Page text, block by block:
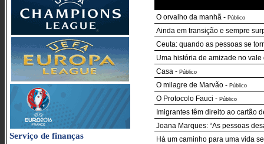
Serviço de finanças
O orvalho da manhã - Público
Ainda em transição e sempre
Ceuta: quando as pessoas se
Uma história de amizade no vale
Casa - Público
O milagre de Marvão - Público
O Protocolo Fauci - Público
Imigrantes têm direito ao cartão
Joana Marques: “As pessoas
Há um caminho para uma vida